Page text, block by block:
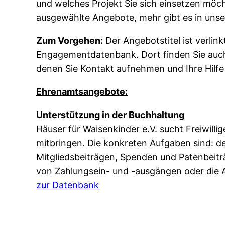
und welches Projekt Sie sich einsetzen
ausgewählte Angebote, mehr gibt es in
Zum Vorgehen: Der Angebotstitel ist
Engagementdatenbank. Dort finden Sie
denen Sie Kontakt aufnehmen und Ihre
Ehrenamtsangebote:
Unterstützung in der Buchhaltung
Häuser für Waisenkinder e.V. sucht
mitbringen. Die konkreten Aufgaben sind:
Mitgliedsbeiträgen, Spenden und
von Zahlungsein- und -ausgängen oder
zur Datenbank